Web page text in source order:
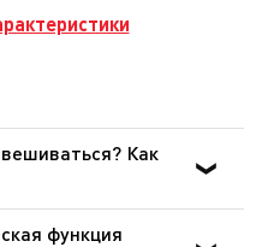
Как
и то же время дня.
один раз
функция